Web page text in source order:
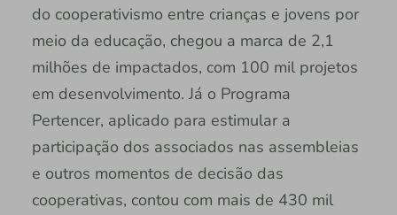
do cooperativismo entre crianças e jovens por
meio da educação, chegou a marca de 2,1
milhões de impactados, com 100 mil projetos
em desenvolvimento. Já o Programa
Pertencer, aplicado para estimular a
participação dos associados nas assembleias
e outros momentos de decisão das
cooperativas, contou com mais de 430 mil